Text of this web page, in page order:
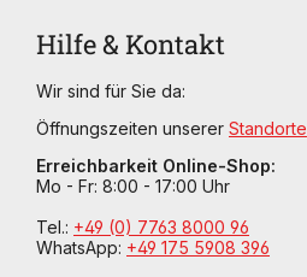
Hilfe & Kontakt
Wir sind für Sie da:
Öffnungszeiten unserer Standorte
Erreichbarkeit Online-Shop:
Mo - Fr: 8:00 - 17:00 Uhr
Tel.: +49 (0) 7763 8000 96
WhatsApp: +49 175 5908 396